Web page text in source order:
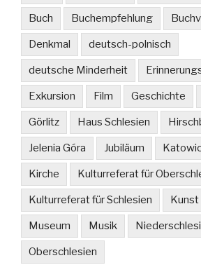
Buch Buchempfehlung
Denkmal deutsch-polnisch
deutsche Minderheit
Exkursion Film Geschichte
Görlitz Haus Schlesien
Jelenia Góra Jubiläum
Kirche Kulturreferat für
Kulturreferat für Schlesien Kunst
Museum Musik
Oberschlesien